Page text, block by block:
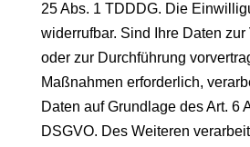
25 Abs. 1 TDDDG. Die
widerrufbar. Sind Ihre Daten
oder zur Durchführung
Maßnahmen erforderlich,
Daten auf Grundlage des Art. 6
DSGVO. Des Weiteren